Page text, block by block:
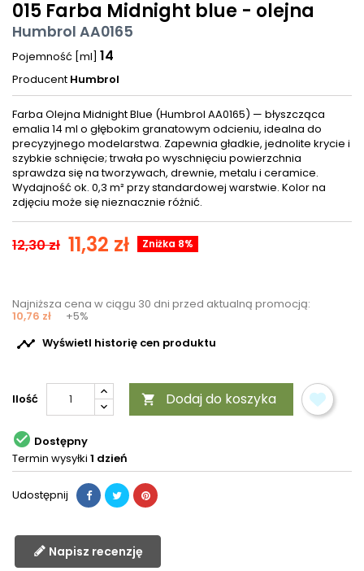
015 Farba Midnight blue - olejna
Humbrol AA0165
Pojemność [ml] 14
Producent Humbrol
Farba Olejna Midnight Blue (Humbrol AA0165) — błyszcząca
emalia 14 ml o głębokim granatowym odcieniu, idealna do
precyzyjnego modelarstwa. Zapewnia gładkie, jednolite krycie i
szybkie schnięcie; trwała po wyschnięciu powierzchnia
sprawdza się na tworzywach, drewnie, metalu i ceramice.
Wydajność ok. 0,3 m² przy standardowej warstwie. Kolor na
zdjęciu może się nieznacznie różnić.
12,30 zł 11,32 zł Zniżka 8%
Najniższa cena w ciągu 30 dni przed aktualną promocją:
10,76 zł +5%
 Wyświetl historię cen produktu
Ilość  Dodaj do koszyka
 Dostępny
Termin wysyłki 1 dzień
Udostępnij
Napisz recenzję